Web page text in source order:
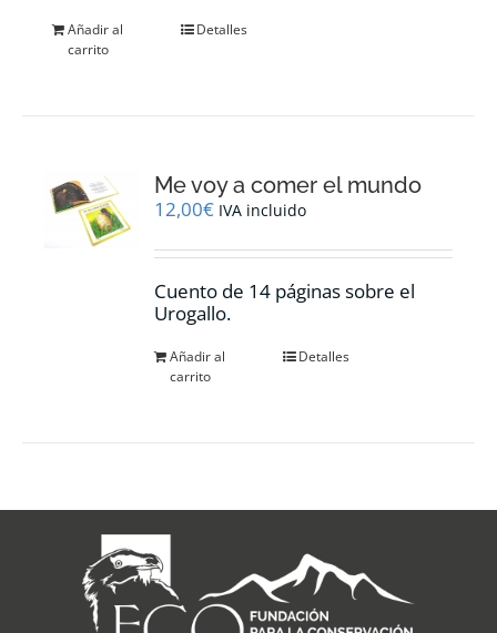
Añadir al
carrito
Detalles
Me voy a comer el mundo
12,00€ IVA incluido
Cuento de 14 páginas sobre el
Urogallo.
Añadir al
carrito
Detalles